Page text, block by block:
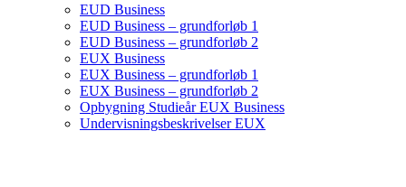
EUD Business
EUD Business – grundforløb 1
EUD Business – grundforløb 2
EUX Business
EUX Business – grundforløb 1
EUX Business – grundforløb 2
Opbygning Studieår EUX Business
Undervisningsbeskrivelser EUX